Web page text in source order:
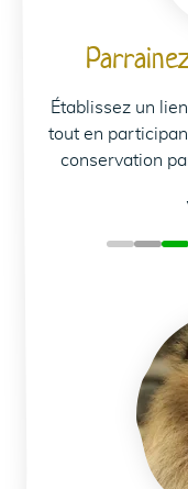
Établissez un
tout en
conservation